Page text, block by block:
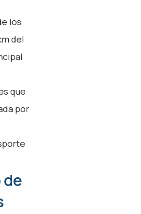
los
del
que
por